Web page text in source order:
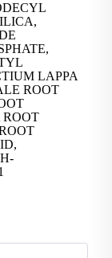
LAPPA
ROOT
ROOT